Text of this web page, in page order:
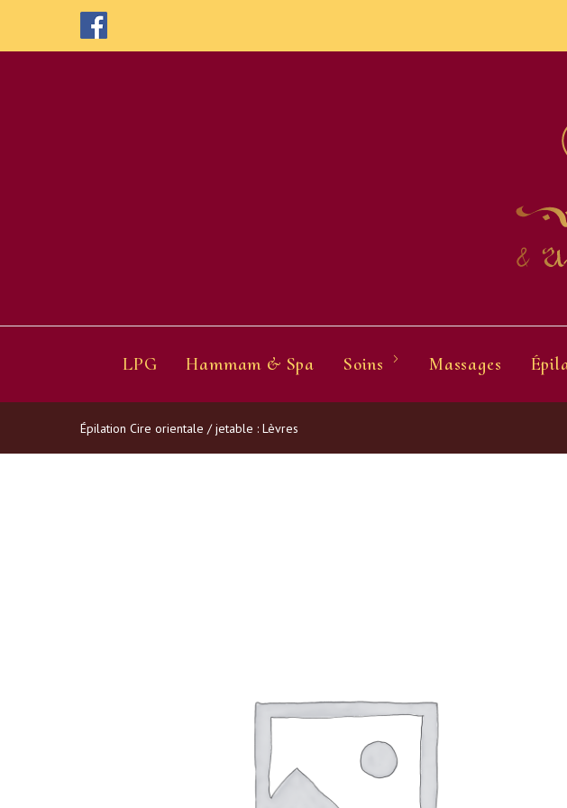
LPG Hammam & Spa Soins Massages
Épilation Cire orientale / jetable : Lèvres